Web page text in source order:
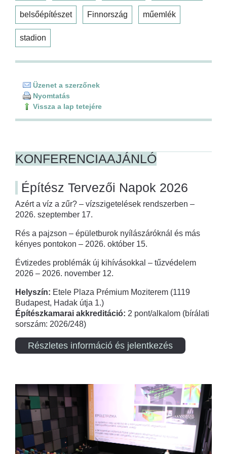
belsőépítészet Finnország műemlék
stadion
Üzenet a szerzőnek
Nyomtatás
Vissza a lap tetejére
KONFERENCIAAJÁNLÓ
Építész Tervezői Napok 2026
Azért a víz a zűr? – vízszigetelések rendszerben –
2026. szeptember 17.
Rés a pajzson – épületburok nyílászáróknál és más
kényes pontokon – 2026. október 15.
Évtizedes problémák új kihívásokkal – tűzvédelem
2026 – 2026. november 12.
Helyszín: Etele Plaza Prémium Moziterem (1119
Budapest, Hadak útja 1.)
Építészkamarai akkreditáció: 2 pont/alkalom (bírálati
sorszám: 2026/248)
Részletes információ és jelentkezés